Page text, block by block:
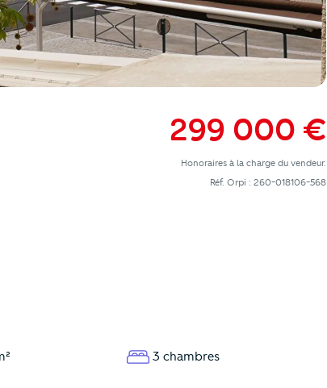
299 000 €
Honoraires à la charge du vendeur.
Réf. Orpi : 260-018106-568
3 chambres